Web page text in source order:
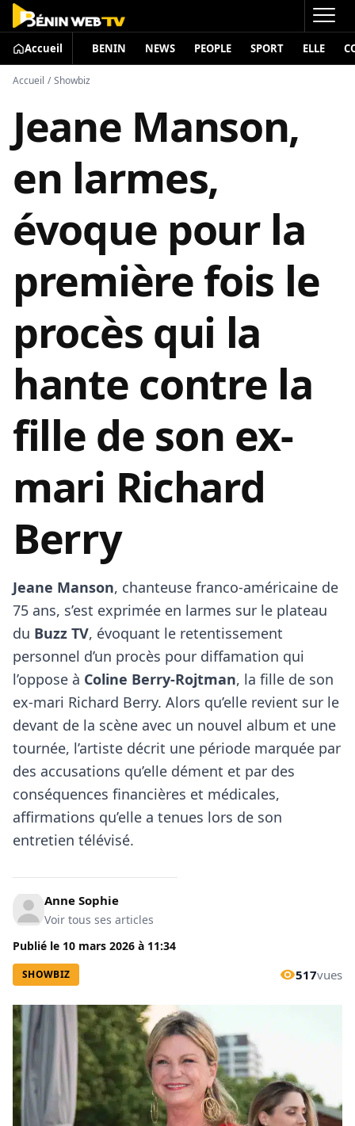
Accueil BENIN NEWS PEOPLE SPORT ELLE
Accueil / Showbiz
Jeane Manson,
en larmes,
évoque pour la
première fois le
procès qui la
hante contre la
fille de son ex-
mari Richard
Berry
Jeane Manson, chanteuse franco-américaine de
75 ans, s’est exprimée en larmes sur le plateau
du Buzz TV, évoquant le retentissement
personnel d’un procès pour diffamation qui
l’oppose à Coline Berry‑Rojtman, la fille de son
ex‑mari Richard Berry. Alors qu’elle revient sur le
devant de la scène avec un nouvel album et une
tournée, l’artiste décrit une période marquée par
des accusations qu’elle dément et par des
conséquences financières et médicales,
affirmations qu’elle a tenues lors de son
entretien télévisé.
Anne Sophie
Voir tous ses articles
Publié le 10 mars 2026 à 11:34
SHOWBIZ 517vues